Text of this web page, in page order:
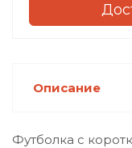
Описание
Футболка с